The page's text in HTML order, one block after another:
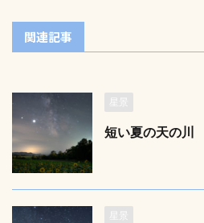
関連記事
星景
短い夏の天の川
星景